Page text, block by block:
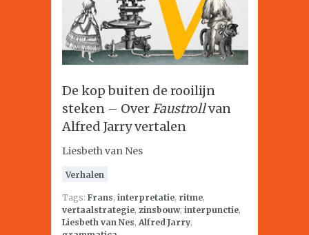
De kop buiten de rooilijn
steken – Over Faustrollvan
Alfred Jarry vertalen
Liesbeth van Nes
Verhalen
Tags: Frans, interpretatie, ritme,
vertaalstrategie, zinsbouw, interpunctie,
Liesbeth van Nes, Alfred Jarry,